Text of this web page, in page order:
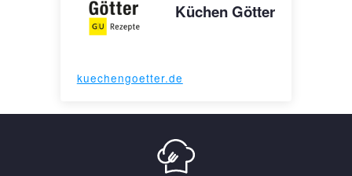
Küchen Götter
kuechengoetter.de